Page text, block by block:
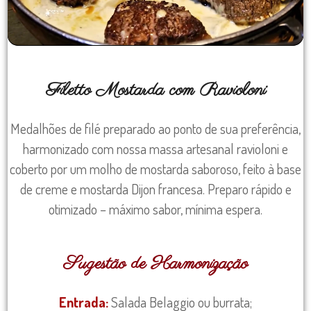
Filetto Mostarda com Ravioloni
Medalhões de filé preparado ao ponto de sua preferência,
harmonizado com nossa massa artesanal ravioloni e
coberto por um molho de mostarda saboroso, feito à base
de creme e mostarda Dijon francesa. Preparo rápido e
otimizado – máximo sabor, mínima espera.
Sugestão de Harmonização
Entrada:Salada Belaggio ou burrata;